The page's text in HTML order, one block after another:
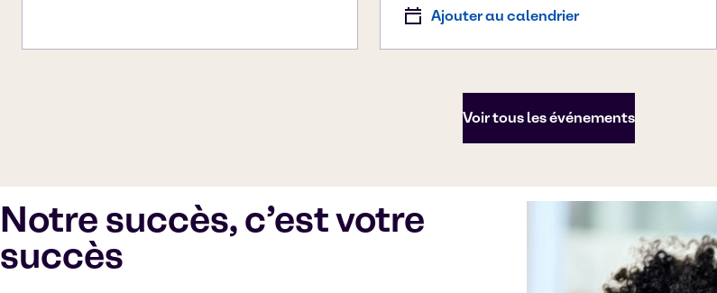
Ajouter au calendrier
Voir tous les événements
Notre succès, c’est votre
succès